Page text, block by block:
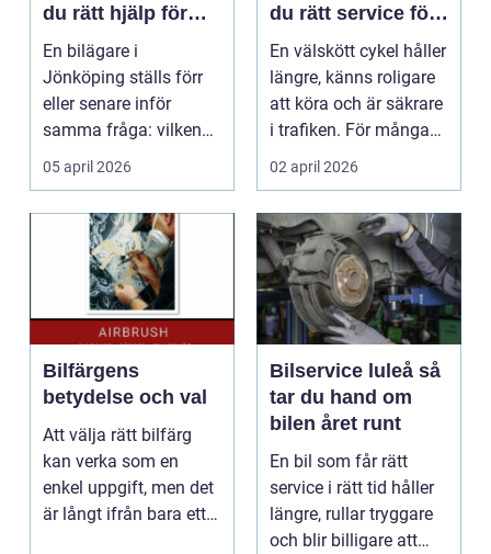
du rätt hjälp för
bilen
En bilägare i
Jönköping ställs förr
eller senare inför
samma fråga: vilken
verkstad tar bäst hand
om...
05 april 2026
du rätt service för
din cykel
En välskött cykel håller
längre, känns roligare
att köra och är säkrare
i trafiken. För många
som cy...
02 april 2026
Bilfärgens
betydelse och val
Att välja rätt bilfärg
kan verka som en
enkel uppgift, men det
är långt ifrån bara ett
Bilservice luleå så
tar du hand om
bilen året runt
En bil som får rätt
service i rätt tid håller
längre, rullar tryggare
och blir billigare att